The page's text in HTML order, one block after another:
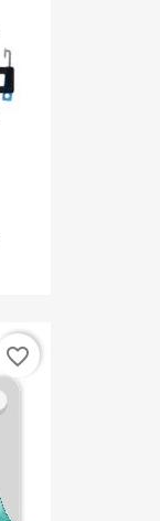
favorite_border